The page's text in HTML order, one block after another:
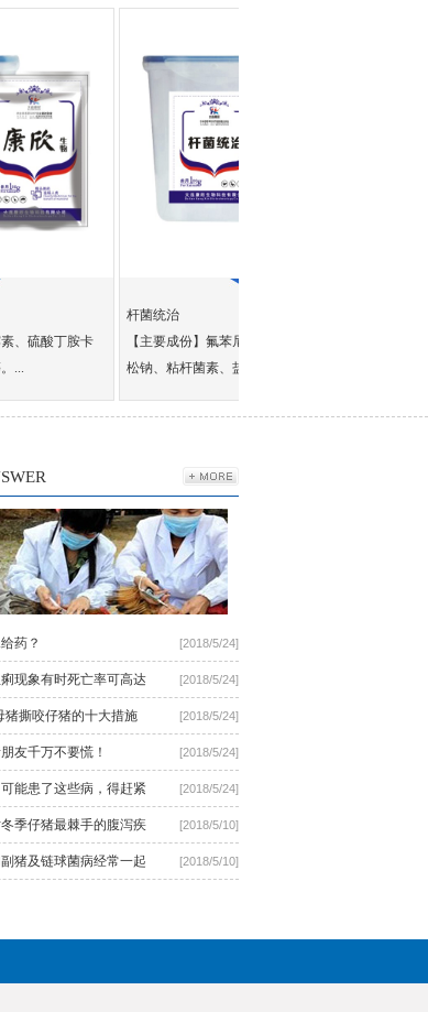
卡
【主要成份】氟苯尼考、丁胺卡那、头孢曲
松钠、粘杆菌素、盐酸沙...
药？ [2018/5/24]
现象有时死亡率可高达 [2018/5/24]
猪撕咬仔猪的十大措施 [2018/5/24]
友千万不要慌！ [2018/5/24]
能患了这些病，得赶紧 [2018/5/24]
季仔猪最棘手的腹泻疾 [2018/5/10]
猪及链球菌病经常一起 [2018/5/10]